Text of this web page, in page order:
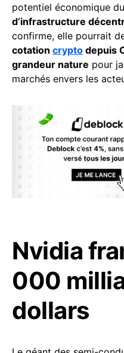
potentiel économique du
d’infrastructure
confirme, elle pourrait
cotation crypto depuis
grandeur nature pour
marchés envers les
Nvidia
000
dollars